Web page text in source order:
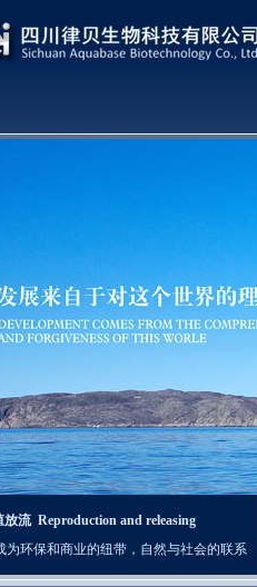
放流 Reproduction and releasing
为环保和商业的纽带，自然与社会的联系